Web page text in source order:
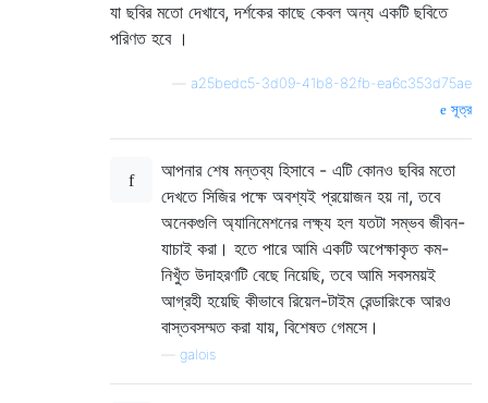
যা ছবির মতো দেখাবে, দর্শকের কাছে কেবল অন্য একটি ছবিতে
পরিণত হবে ।
a25bedc5-3d09-41b8-82fb-ea6c353d75ae
সূত্র
আপনার শেষ মন্তব্য হিসাবে - এটি কোনও ছবির মতো
দেখতে সিজির পক্ষে অবশ্যই প্রয়োজন হয় না, তবে
অনেকগুলি অ্যানিমেশনের লক্ষ্য হল যতটা সম্ভব জীবন-
যাচাই করা। হতে পারে আমি একটি অপেক্ষাকৃত কম-
নিখুঁত উদাহরণটি বেছে নিয়েছি, তবে আমি সবসময়ই
আগ্রহী হয়েছি কীভাবে রিয়েল-টাইম রেন্ডারিংকে আরও
বাস্তবসম্মত করা যায়, বিশেষত গেমসে।
galois